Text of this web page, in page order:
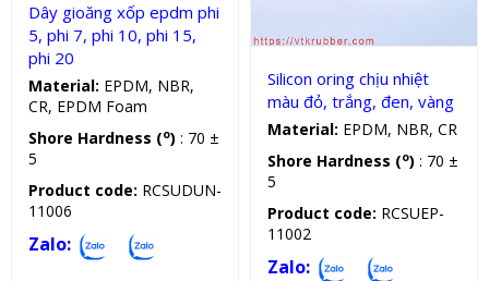
Dây gioăng xốp epdm phi
5, phi 7, phi 10, phi 15,
phi 20
Material: EPDM, NBR,
CR, EPDM Foam
Shore Hardness (o) : 70 ±
5
Product code: RCSUDUN-
11006
Zalo:
Silicon oring chịu nhiệt
màu đỏ, trắng, đen, vàng
Material: EPDM, NBR, CR
Shore Hardness (o) : 70 ±
5
Product code: RCSUEP-
11002
Zalo: